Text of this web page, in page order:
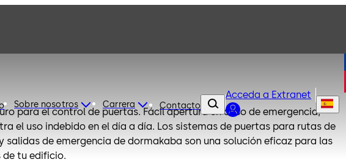
Sobre nosotros Carrera Contacto
Acceda a Extranet
para el control de puertas. Fácil apertura en caso de emergencia;
el uso indebido en el día a día. Los sistemas de puertas para rutas de
salidas de emergencia de dormakaba son una solución eficaz para las
de tu edificio.